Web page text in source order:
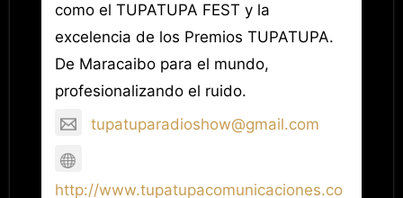
como el TUPATUPA FEST y la
excelencia de los Premios TUPATUPA.
De Maracaibo para el mundo,
profesionalizando el ruido.
tupatuparadioshow@gmail.com
http://www.tupatupacomunicaciones.co